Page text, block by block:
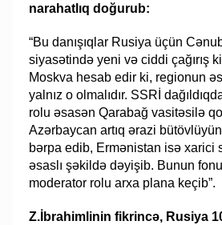
narahatlıq doğurub:
“Bu danışıqlar Rusiya üçün
siyasətində yeni və ciddi çağırış
Moskva hesab edir ki, regionun
yalnız o olmalıdır. SSRİ
rolu əsasən Qarabağ vasitəsilə
Azərbaycan artıq ərazi
bərpa edib, Ermənistan isə xarici
əsaslı şəkildə dəyişib. Bunun
moderator rolu arxa plana keçib”.
Z.İbrahimlinin fikrincə, Rusiya